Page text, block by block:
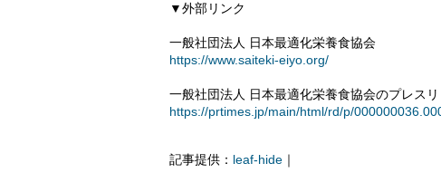
▼外部リンク
一般社団法人 日本最適化栄養食協会
https://www.saiteki-eiyo.org/
一般社団法人 日本最適化栄養食協会のプレスリ
https://prtimes.jp/main/html/rd/p/
記事提供： leaf-hide ｜